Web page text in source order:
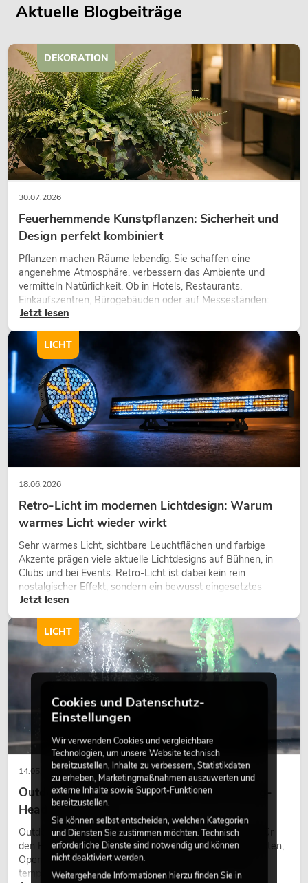
Aktuelle Blogbeiträge
30.07.2026
Feuerhemmende Kunstpflanzen: Sicherheit und
Design perfekt kombiniert
Pflanzen machen Räume lebendig. Sie schaffen eine
angenehme Atmosphäre, verbessern das Ambiente und
vermitteln Natürlichkeit. Ob in Hotels, Restaurants,
Einkaufszentren, Bürogebäuden oder auf Messeständen:
eine hochwertige Begrünung gehört heute längst zum
modernen Raumkonzept.
Jetzt lesen
DEKORATION
18.06.2026
Retro-Licht im modernen Lichtdesign: Warum
warmes Licht wieder wirkt
Sehr warmes Licht, sichtbare Leuchtflächen und farbige
Akzente prägen viele aktuelle Lichtdesigns auf Bühnen, in
Clubs und bei Events. Retro-Licht ist dabei kein rein
nostalgischer Effekt, sondern ein bewusst eingesetztes
Gestaltungsmittel: Es schafft Atmosphäre, gibt Szenen
Charakter und kann technische LED-Setups emotionaler
wirken lassen.
Jetzt lesen
LICHT
14.05.2026
Outdoor Moving-Heads: Wetterfeste Moving-
Heads bei Events
Outdoor Moving-Heads sind bewegliche Scheinwerfer für
den Einsatz im Freien. Sie werden bei Festivals, Stadtfesten,
Open-Air-Konzerten, Architekturinszenierungen und
temporären Außeninstallationen eingesetzt.
LICHT
Cookies und Datenschutz-
Einstellungen
Wir verwenden Cookies und vergleichbare
Technologien, um unsere Website technisch
bereitzustellen, Inhalte zu verbessern, Statistikdaten
zu erheben, Marketingmaßnahmen auszuwerten und
externe Inhalte sowie Support-Funktionen
bereitzustellen.
Sie können selbst entscheiden, welchen Kategorien
und Diensten Sie zustimmen möchten. Technisch
erforderliche Dienste sind notwendig und können
nicht deaktiviert werden.
Weitergehende Informationen hierzu finden Sie in